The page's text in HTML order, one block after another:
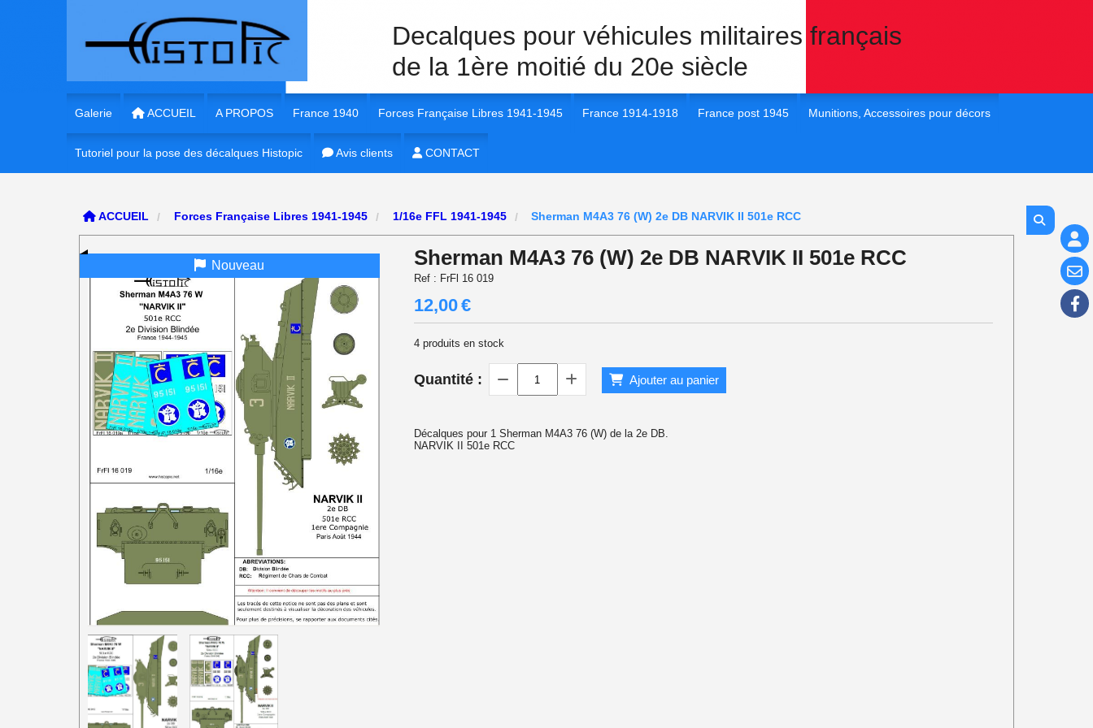
Decalques pour véhicules militaires français
de la 1ère moitié du 20e siècle
Galerie ACCUEIL A PROPOS France 1940
1/35e France 40 Véhicules et unités
1/72e France 40
1/56e France 1940
1/48e France 40
1/87e France 1940
Forces Française Libres 1941-1945
1/35e FFL 1941-1945
1/16e FFL 1941-1945
1/56e FFL 1941-1945
1/48e FFL 1941-1945
1/87e FFL 1941-1945
France 1914-1918
1/16e France 1914-1918
1/48e France 1914-1918
France post 1945
1/72e France post 45
Munitions, Accessoires pour décors
1/48e Eléments pour diorama
Tutoriel pour la pose des décalques Histopic Avis clients CONTACT
ACCUEIL Forces Française Libres 1941-1945 1/16e FFL 1941-1945 Sherman M4A3 76 (W) 2e DB NARVIK II 501e RCC
Nouveau Sherman M4A3 76 (W) 2e DB NARVIK II 501e RCC
Ref : FrFl 16 019
12,00€
4produits en stock
Quantité : Ajouter au panier
Décalques pour 1 Sherman M4A3 76 (W) de la 2e DB.
NARVIK II 501e RCC